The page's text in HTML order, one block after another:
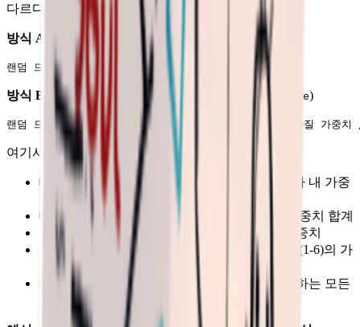
다르다:
방식 A: 랜덤 풀에서 생성 ( randomFromPool = true
방식 B: 태그와 품질로 생성 randomFromPool = false)
여기서:
태그 가중치: 아이템이 속한 태그의 전리품 상자 내 가중
치
태그 총 가중치: 전리품 상자 내 모든 태그의 가중치 합계
품질 가중치: 아이템 품질의 전리품 상자 내 가중치
품질 총 가중치: 전리품 상자 내 모든 유효 품질(1-6)의 가
중치 합계
매칭 아이템 수: 해당 태그와 품질 모두에 일치하는 모든
아이템 수